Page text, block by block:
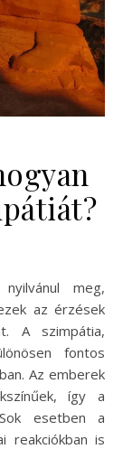
az érzések
A szimpátia,
fontos
Az emberek
így a
esetben a
reakciókban is